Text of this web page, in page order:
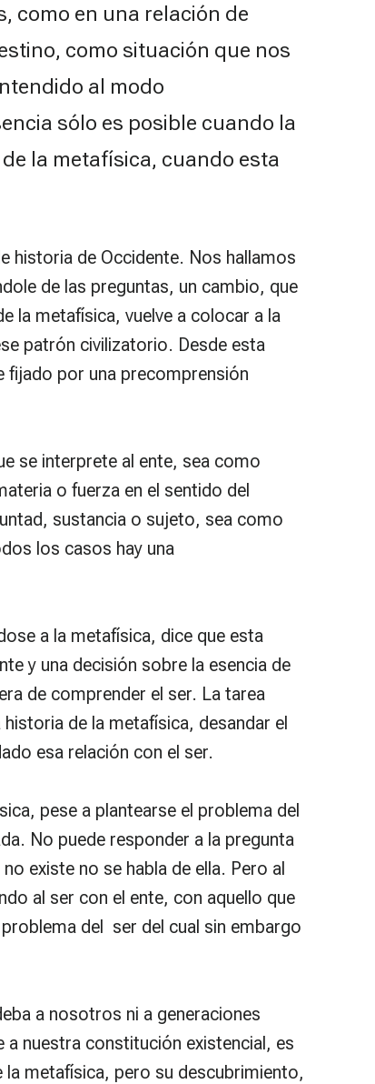
como en una relación de
como situación que nos
al modo
sólo es posible cuando la
la metafísica, cuando esta
historia de Occidente. Nos hallamos
de las preguntas, un cambio, que
la metafísica, vuelve a colocar a la
patrón civilizatorio. Desde esta
fijado por una precomprensión
se interprete al ente, sea como
o fuerza en el sentido del
sustancia o sujeto, sea como
los casos hay una
a la metafísica, dice que esta
y una decisión sobre la esencia de
de comprender el ser. La tarea
de la metafísica, desandar el
esa relación con el ser.
pese a plantearse el problema del
No puede responder a la pregunta
existe no se habla de ella. Pero al
al ser con el ente, con aquello que
del ser del cual sin embargo
a nosotros ni a generaciones
nuestra constitución existencial, es
metafísica, pero su descubrimiento,